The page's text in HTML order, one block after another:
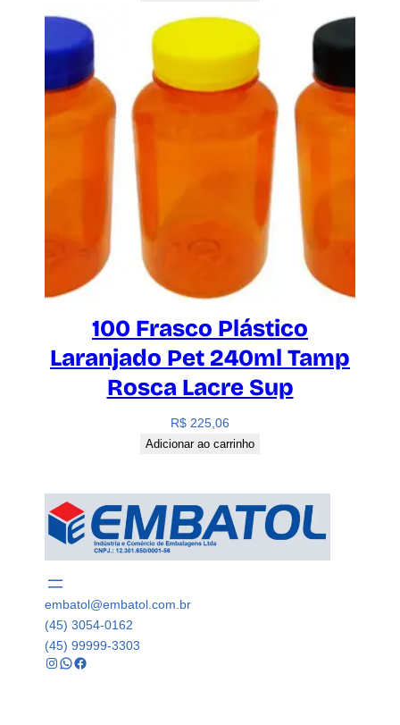
100 Frasco Plástico
Laranjado Pet 240ml Tamp
Rosca Lacre Sup
R$ 225,06
Adicionar ao carrinho
embatol@embatol.com.br
(45) 3054-0162
(45) 99999-3303
Instagram WhatsApp Facebook